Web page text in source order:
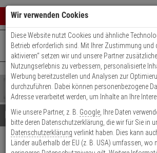
0 ARTIKEL IM
Ihr Warenkorb ist
Ergebnisse ()
Shop
durchsuchen
Bitte
geben
Sie
mindestens
Es
wurde
noch
Kategorien
Suche
+49 (0)821 899 493-0Mo. - Do.: 8:00 - 16:30 |
Kontaktservice nutzen
Details Beratung
Wir verwenden Cookies
Diese Website nutzt Cookies und ähnliche
Betrieb erforderlich sind. Mit Ihrer Zustimmung und
aktivieren“ setzen wir und unsere Partner
Nutzungserlebnis zu verbessern, personalisierte
Werbung bereitzustellen und Analysen zur
durchzuführen. Dabei können personenbezogene
Adresse verarbeitet werden, um Inhalte an Ihre
Wie unsere Partner, z. B. Google , Ihre Daten
bitte deren Datenschutzerklärung, die wir für Sie in
Datenschutzerklärung verlinkt haben. Dies kann
Länder außerhalb der EU (z. B. USA) umfassen, wo